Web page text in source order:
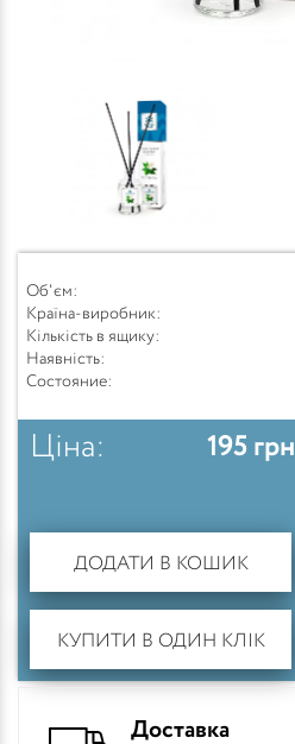
Об'єм:
Країна-виробник:
Кількість в ящику:
Наявність:
Состояние:
Ціна: 195 грн
ДОДАТИ В КОШИК
КУПИТИ В ОДИН КЛІК
Доставка